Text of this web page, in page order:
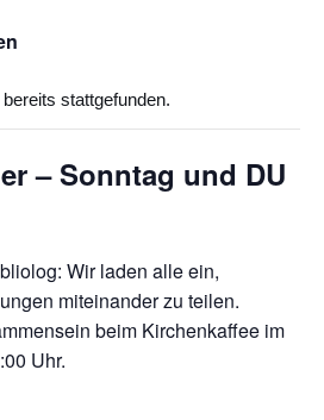
stattgefunden.
– Sonntag und DU
Wir laden alle ein,
miteinander zu teilen.
beim Kirchenkaffee im
Uhr.